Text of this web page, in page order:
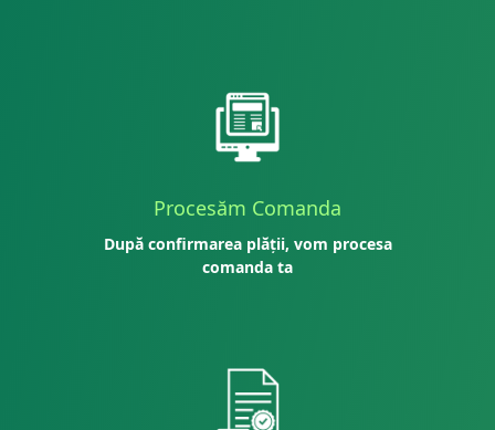
Procesăm Comanda
După confirmarea plății, vom procesa
comanda ta